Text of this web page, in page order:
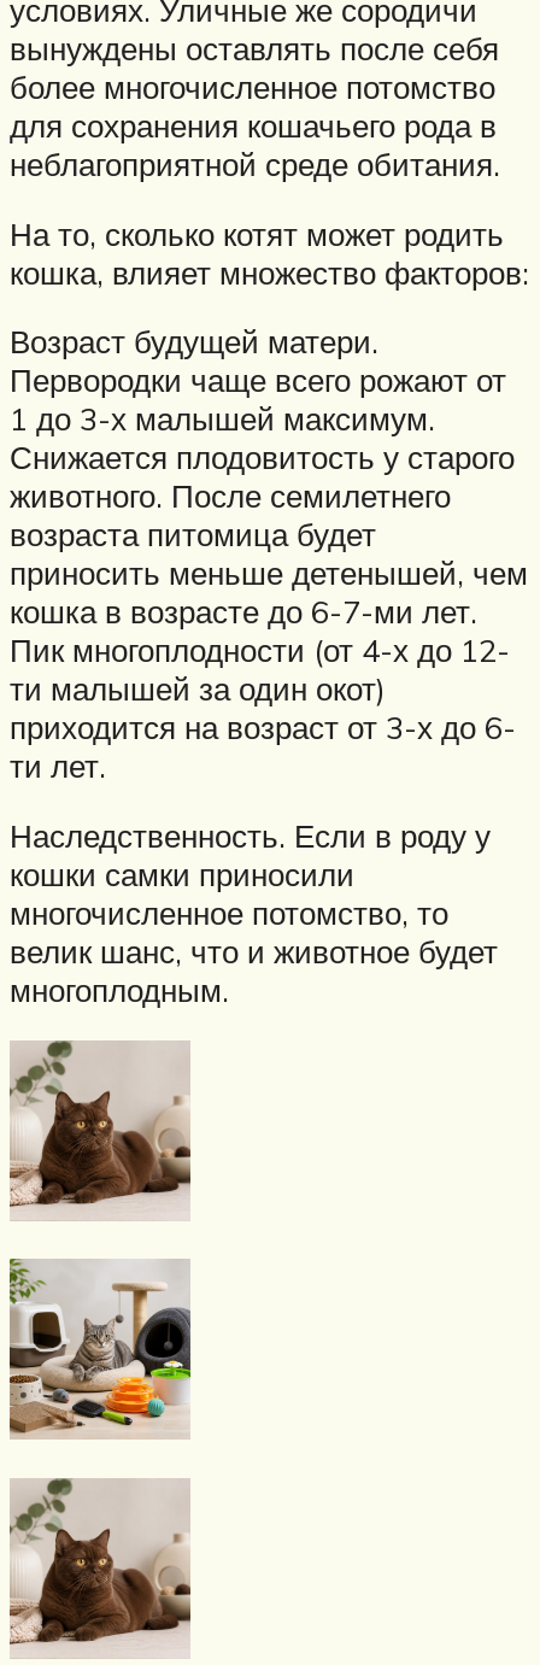
условиях. Уличные же сородичи
вынуждены оставлять после себя
более многочисленное потомство
для сохранения кошачьего рода в
неблагоприятной среде обитания.
На то, сколько котят может родить
кошка, влияет множество факторов:
Возраст будущей матери.
Первородки чаще всего рожают от
1 до 3-х малышей максимум.
Снижается плодовитость у старого
животного. После семилетнего
возраста питомица будет
приносить меньше детенышей, чем
кошка в возрасте до 6-7-ми лет.
Пик многоплодности (от 4-х до 12-
ти малышей за один окот)
приходится на возраст от 3-х до 6-
ти лет.
Наследственность. Если в роду у
кошки самки приносили
многочисленное потомство, то
велик шанс, что и животное будет
многоплодным.